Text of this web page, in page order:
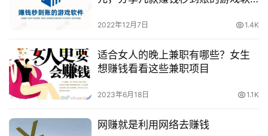
2022年12月7日 1.4K
适合女人的晚上兼职有哪些？女生
想赚钱看看这些兼职项目
2023年6月18日 1.1K
网赚就是利用网络去赚钱